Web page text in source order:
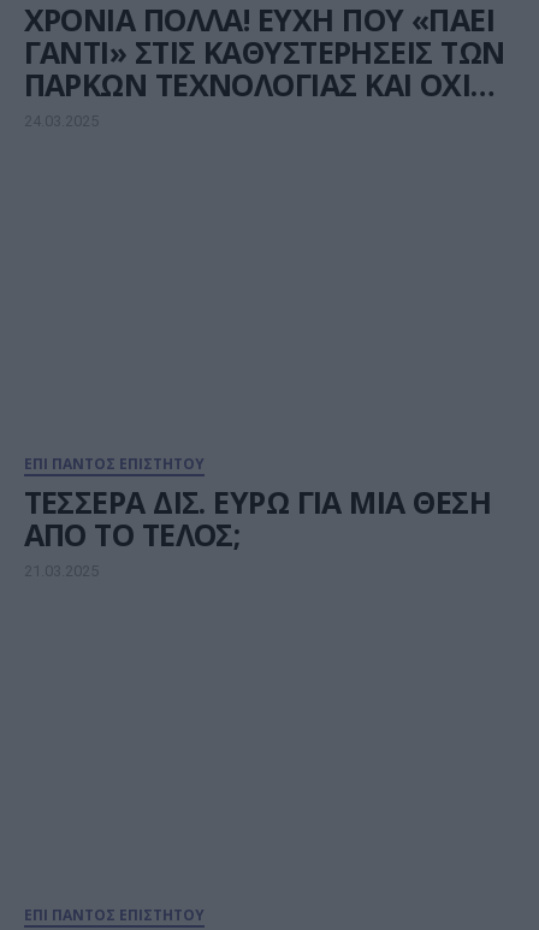
ΧΡΟΝΙΑ ΠΟΛΛΑ! ΕΥΧΗ ΠΟΥ «ΠΑΕΙ
ΓΑΝΤΙ» ΣΤΙΣ ΚΑΘΥΣΤΕΡΗΣΕΙΣ ΤΩΝ
ΠΑΡΚΩΝ ΤΕΧΝΟΛΟΓΙΑΣ ΚΑΙ OXI
MONO
24.03.2025
ΕΠΙ ΠΑΝΤΟΣ ΕΠΙΣΤΗΤΟΥ
ΤΕΣΣΕΡΑ ΔΙΣ. ΕΥΡΩ ΓΙΑ ΜΙΑ ΘΕΣΗ
ΑΠΟ ΤΟ ΤΕΛΟΣ;
21.03.2025
ΕΠΙ ΠΑΝΤΟΣ ΕΠΙΣΤΗΤΟΥ